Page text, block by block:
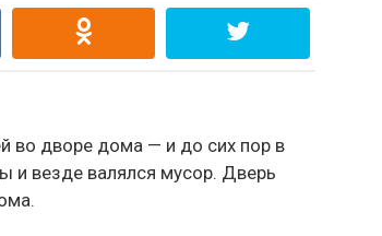
во дворе дома — и до сих пор в
и везде валялся мусор. Дверь